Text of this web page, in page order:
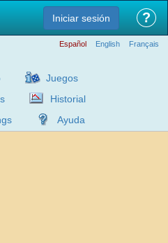
Iniciar sesión ?
Español English Français
Juegos
Historial
Ayuda